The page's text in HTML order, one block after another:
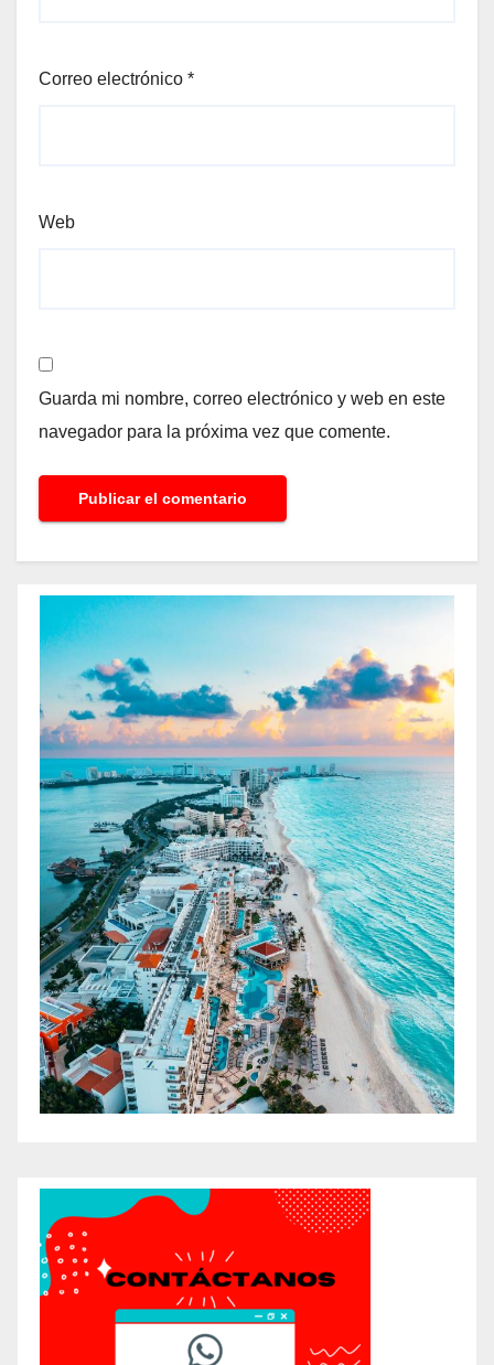
Correo electrónico *
Web
Guarda mi nombre, correo electrónico y web en este
navegador para la próxima vez que comente.